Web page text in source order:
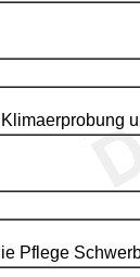
Pflege